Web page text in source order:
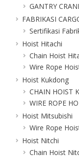
GANTRY
FABRIKASI
Sertifikasi
Hoist Hitachi
Chain Hoist
Wire Rope
Hoist Kukdong
CHAIN HOIST
WIRE ROPE
Hoist Mitsubishi
Wire Rope
Hoist Nitchi
Chain Hoist